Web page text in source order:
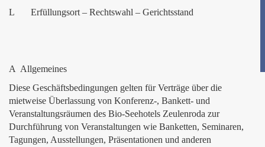
L Erfüllungsort – Rechtswahl – Gerichtsstand
A Allgemeines
Diese Geschäftsbedingungen gelten für Verträge über die
mietweise Überlassung von Konferenz-, Bankett- und
Veranstaltungsräumen des Bio-Seehotels Zeulenroda zur
Durchführung von Veranstaltungen wie Banketten, Seminaren,
Tagungen, Ausstellungen, Präsentationen und anderen